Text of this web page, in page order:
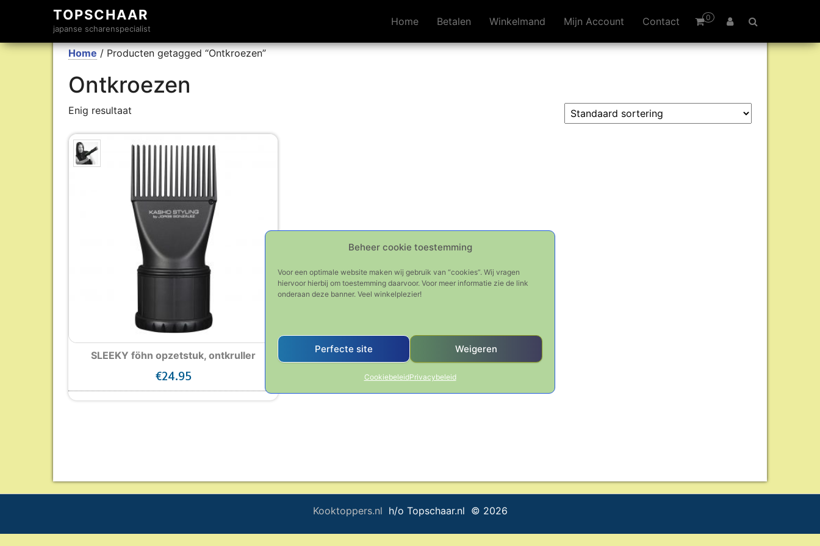
Beheer cookie toestemming
Voor een optimale website maken wij gebruik van “cookies”. Wij vragen
hiervoor hierbij om toestemming daarvoor. Voor meer informatie zie de link
onderaan deze banner. Veel winkelplezier!
Perfecte site Weigeren
CookiebeleidPrivacybeleid
TOPSCHAAR
japanse scharenspecialist
0
Home Betalen Winkelmand Mijn Account Contact
Home / Producten getagged “Ontkroezen”
Ontkroezen
Enig resultaat
SLEEKY föhn opzetstuk, ontkruller
€24.95
Kooktoppers.nl h/o Topschaar.nl © 2026